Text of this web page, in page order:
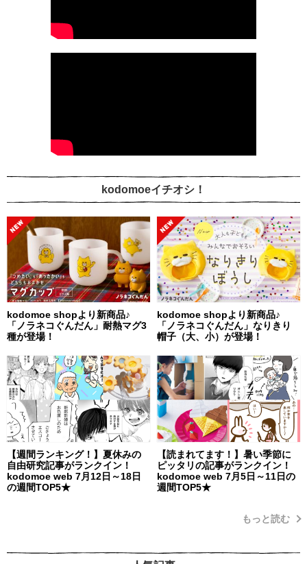
kodomoeイチオシ！
kodomoe shopより新商品♪
「ノラネコぐんだん」耐熱マグ3
種が登場！
kodomoe shopより新商品♪
「ノラネコぐんだん」なりきり
帽子（大、小）が登場！
【週間ランキング！】夏休みの
自由研究記事がランクイン！
kodomoe web 7月12日～18日
の週間TOP5★
【読まれてます！】暑い季節に
ピッタリの記事がランクイン！
kodomoe web 7月5日～11日の
週間TOP5★
もっと読む